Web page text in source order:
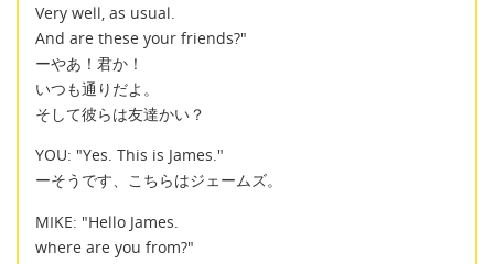
Very well, as usual.
And are these your friends?"
ーやあ！君か！
いつも通りだよ。
そして彼らは友達かい？
YOU: "Yes. This is James."
ーそうです、こちらはジェームズ。
MIKE: "Hello James.
where are you from?"